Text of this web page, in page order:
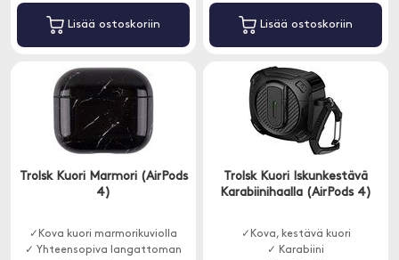
Lisää ostoskoriin Lisää ostoskoriin
Trolsk Kuori Marmori (AirPods
4)
✓Kova kuori marmorikuviolla
✓ Yhteensopiva langattoman
Trolsk Kuori Iskunkestävä
Karabiinihaalla (AirPods 4)
✓Kova, kestävä kuori
✓ Karabiini